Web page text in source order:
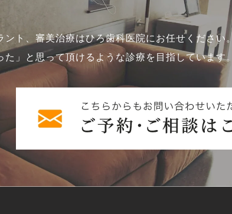
ト、審美治療はひろ歯科医院にお任せください。
」と思って頂けるような診療を目指しています。